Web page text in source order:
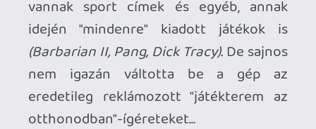
körökre osztott stratégiázást hozza el az
Amstrad gépére. A hardver limitációi
ellenére egy igazán izgalmas és tartalmas
játékot sikerült összehozni. Engem
teljesen elvarázsolt és hatására kezdtem
el felfedezni a GX4000 világát. Ki tudja,
lehet hogy ez a bejegyzés is felkelti